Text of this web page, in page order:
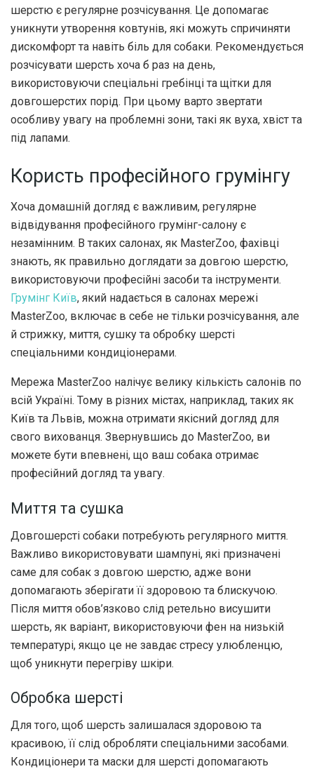
шерстю є регулярне розчісування. Це допомагає
уникнути утворення ковтунів, які можуть спричиняти
дискомфорт та навіть біль для собаки. Рекомендується
розчісувати шерсть хоча б раз на день,
використовуючи спеціальні гребінці та щітки для
довгошерстих порід. При цьому варто звертати
особливу увагу на проблемні зони, такі як вуха, хвіст та
під лапами.
Користь професійного грумінгу
Хоча домашній догляд є важливим, регулярне
відвідування професійного грумінг-салону є
незамінним. В таких салонах, як MasterZoo, фахівці
знають, як правильно доглядати за довгою шерстю,
використовуючи професійні засоби та інструменти.
Грумінг Київ, який надається в салонах мережі
MasterZoo, включає в себе не тільки розчісування, але
й стрижку, миття, сушку та обробку шерсті
спеціальними кондиціонерами.
Мережа MasterZoo налічує велику кількість салонів по
всій Україні. Тому в різних містах, наприклад, таких як
Київ та Львів, можна отримати якісний догляд для
свого вихованця. Звернувшись до MasterZoo, ви
можете бути впевнені, що ваш собака отримає
професійний догляд та увагу.
Миття та сушка
Довгошерсті собаки потребують регулярного миття.
Важливо використовувати шампуні, які призначені
саме для собак з довгою шерстю, адже вони
допомагають зберігати її здоровою та блискучою.
Після миття обов’язково слід ретельно висушити
шерсть, як варіант, використовуючи фен на низькій
температурі, якщо це не завдає стресу улюбленцю,
щоб уникнути перегріву шкіри.
Обробка шерсті
Для того, щоб шерсть залишалася здоровою та
красивою, її слід обробляти спеціальними засобами.
Кондиціонери та маски для шерсті допомагають